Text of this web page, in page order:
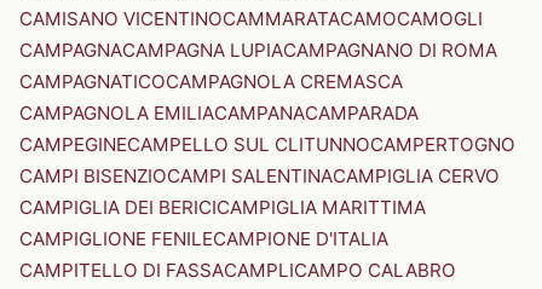
CAMISANO VICENTINOCAMMARATACAMOCAMOGLI
CAMPAGNACAMPAGNA LUPIACAMPAGNANO DI ROMA
CAMPAGNATICOCAMPAGNOLA CREMASCA
CAMPAGNOLA EMILIACAMPANACAMPARADA
CAMPEGINECAMPELLO SUL CLITUNNOCAMPERTOGNO
CAMPI BISENZIOCAMPI SALENTINACAMPIGLIA CERVO
CAMPIGLIA DEI BERICICAMPIGLIA MARITTIMA
CAMPIGLIONE FENILECAMPIONE D'ITALIA
CAMPITELLO DI FASSACAMPLICAMPO CALABRO